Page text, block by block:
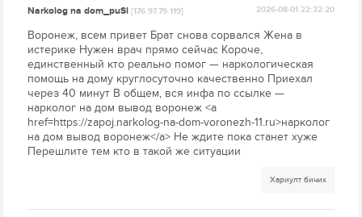
Narkolog na dom_puSl[176.97.79.119] 2026-08-01 22:32:20
Воронеж, всем привет Брат снова сорвался Жена в
истерике Нужен врач прямо сейчас Короче,
единственный кто реально помог — наркологическая
помощь на дому круглосуточно качественно Приехал
через 40 минут В общем, вся инфа по ссылке —
нарколог на дом вывод воронеж <a
href=https://zapoj.narkolog-na-dom-voronezh-11.ru>нарколог
на дом вывод воронеж</a> Не ждите пока станет хуже
Перешлите тем кто в такой же ситуации
Хариулт бичих